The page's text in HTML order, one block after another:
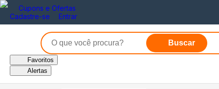
Cupons e Ofertas
Cadastre-se
Entrar
Buscar
Favoritos
Alertas